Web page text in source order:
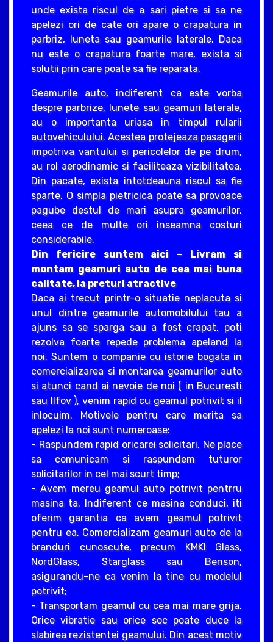
unde exista riscul de a sari pietre si sa ne
apelezi ori de cate ori apare o crapatura in
parbriz, luneta sau geamurile laterale. Daca
nu este o crapatura foarte mare, exista si
solutii prin care poate sa fie reparata.
Geamurile auto, indiferent ca este vorba
despre parbrize, lunete sau geamuri laterale,
au o importanta uriasa in timpul rularii
autovehiculului. Acestea protejeaza pasagerii
impotriva vantului si pericolelor de pe drum,
au rol aerodinamic si faciliteaza vizibilitatea.
Din pacate, exista intotdeauna riscul sa fie
sparte. O simpla pietricica poate sa provoace
pagube destul de mari asupra geamurilor,
ceea ce de multe ori inseamna costuri
considerabile.
Din fericire suntem aici – Livram si
montam geamuri auto de cea mai buna
calitate, la preturi atractive
Daca ai trecut printr-o situatie neplacuta si
unul dintre geamurile automobilului tau a
ajuns sa se sparga sau a fost crapat, poti
rezolva foarte repede problema apeland la
noi. Suntem o companie cu istorie bogata in
comercializarea si montarea geamurilor auto
si atunci cand ai nevoie de noi ( in Bucuresti
sau Ilfov ), venim rapid cu geamul potrivit si il
inlocuim. Motivele pentru care merita sa
apelezi la noi sunt numeroase:
- Raspundem rapid oricarei solicitari. Ne place
sa comunicam si raspundem tuturor
solicitarilor in cel mai scurt timp;
- Avem mereu geamul auto potrivit pentrru
masina ta. Indiferent ce masina conduci, iti
oferim garantia ca avem geamul potrivit
pentru ea. Comercializam geamuri auto de la
branduri cunoscute, precum KMKI Glass,
NordGlass, Starglass sau Benson,
asigurandu-ne ca venim la tine cu modelul
potrivit;
- Transportam geamul cu cea mai mare grija.
Orice vibratie sau orice soc poate duce la
slabirea rezistentei geamului. Din acest motiv